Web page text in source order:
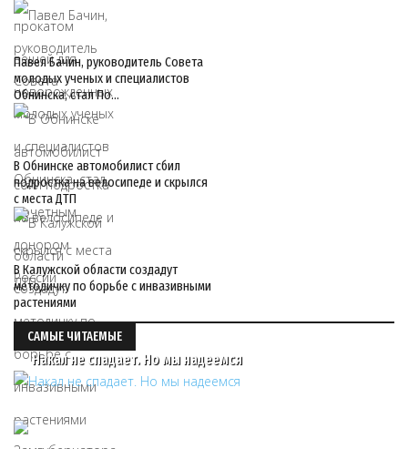
Павел Бачин, руководитель Совета
молодых ученых и специалистов
Обнинска, стал По…
В Обнинске автомобилист сбил
подростка на велосипеде и скрылся
с места ДТП
В Калужской области создадут
методичку по борьбе с инвазивными
растениями
САМЫЕ ЧИТАЕМЫЕ
Накал не спадает. Но мы надеемся